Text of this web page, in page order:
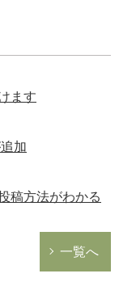
ます
加
稿方法がわかる
一覧へ